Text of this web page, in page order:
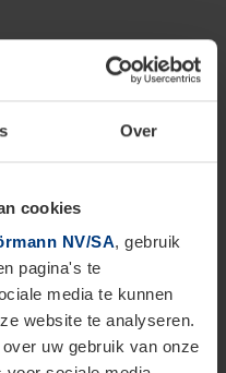
Over
cookies
NV/SA, gebruik
pagina's te
media te kunnen
website te analyseren.
uw gebruik van onze